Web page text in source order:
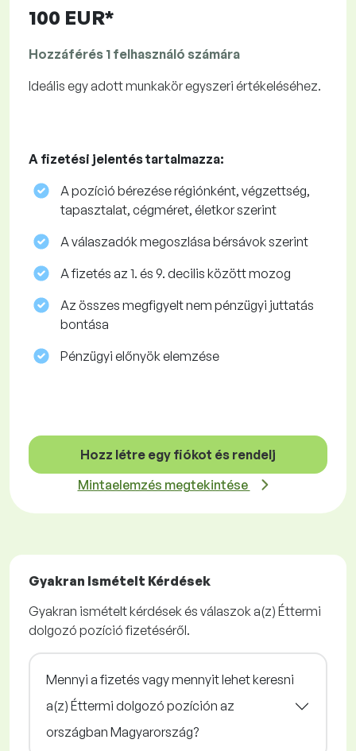
100 EUR*
Hozzáférés 1 felhasználó számára
Ideális egy adott munkakör egyszeri értékeléséhez.
A fizetési jelentés tartalmazza:
A pozíció bérezése régiónként, végzettség,
tapasztalat, cégméret, életkor szerint
A válaszadók megoszlása ​​bérsávok szerint
A fizetés az 1. és 9. decilis között mozog
Az összes megfigyelt nem pénzügyi juttatás
bontása
Pénzügyi előnyök elemzése
Hozz létre egy fiókot és rendelj
Mintaelemzés megtekintése
Gyakran Ismételt Kérdések
Gyakran ismételt kérdések és válaszok a(z) Éttermi
dolgozó pozíció fizetéséről.
Mennyi a fizetés vagy mennyit lehet keresni
a(z) Éttermi dolgozó pozíción az
országban Magyarország?